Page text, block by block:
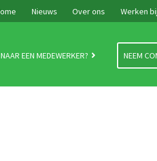
Nieuws Over ons Werken
EEN MEDEWERKER? NEEM